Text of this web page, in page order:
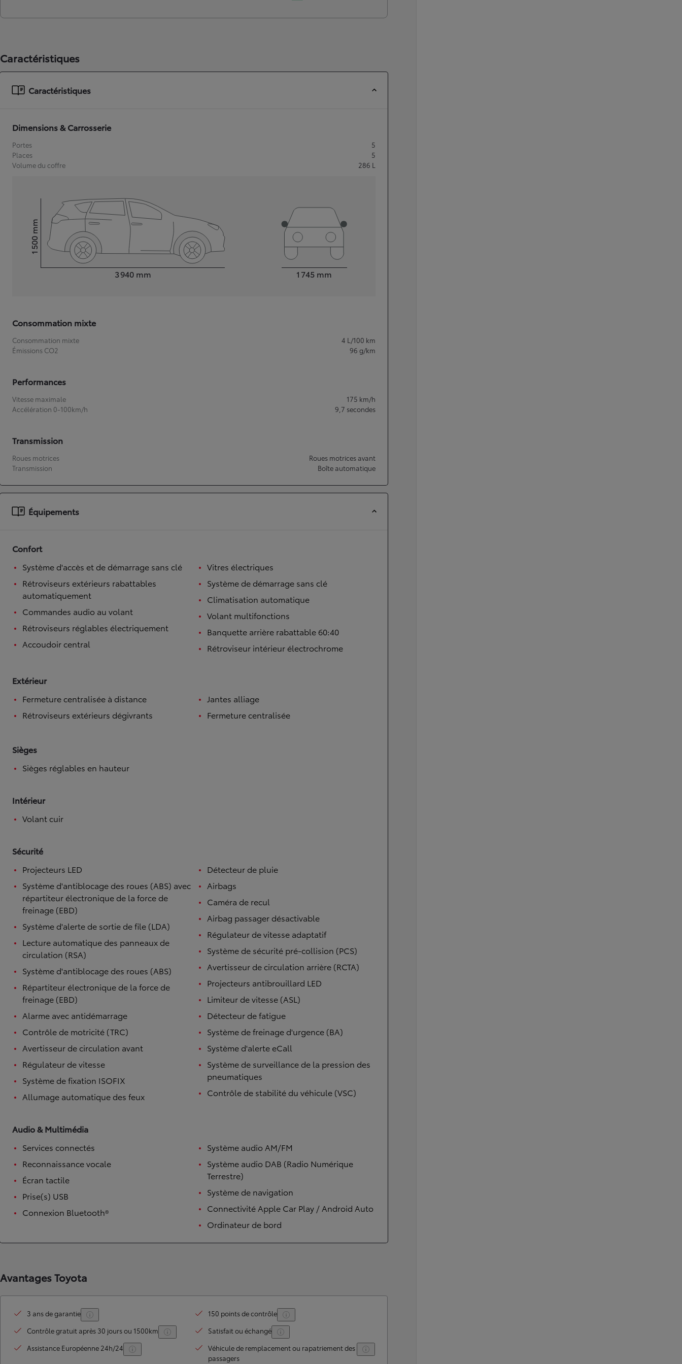
À partir de 19 700 €
Nouvelle Yaris Cross
HYBRIDE
Disponible rapidement
Caractéristiques
Caractéristiques
Dimensions & Carrosserie
Portes
5
Places
5
Volume du coffre
286 L
3 940 mm
Hauteur1 500
mm
1 745 mm
Consommation mixte
Consommation mixte 4 L/100 km
Émissions CO2
96 g/km
Performances
Vitesse maximale 175 km/h
Accélération 0-100km/h
9,7 secondes
Transmission
Roues motrices
Roues motrices avant
Transmission
Boîte automatique
Équipements
Confort
Système d'accès et de démarrage sans clé
Rétroviseurs extérieurs rabattables
automatiquement
Commandes audio au volant
Rétroviseurs réglables électriquement
Accoudoir central
Vitres électriques
Système de démarrage sans clé
Climatisation automatique
Volant multifonctions
Banquette arrière rabattable 60:40
Rétroviseur intérieur électrochrome
Extérieur
Fermeture centralisée à distance
Rétroviseurs extérieurs dégivrants
Jantes alliage
Fermeture centralisée
Sièges
Sièges réglables en hauteur
Intérieur
Volant cuir
Sécurité
Projecteurs LED
Système d'antiblocage des roues (ABS) avec
répartiteur électronique de la force de
freinage (EBD)
Système d'alerte de sortie de file (LDA)
Lecture automatique des panneaux de
circulation (RSA)
Système d'antiblocage des roues (ABS)
Répartiteur électronique de la force de
freinage (EBD)
Alarme avec antidémarrage
Contrôle de motricité (TRC)
Avertisseur de circulation avant
Régulateur de vitesse
Système de fixation ISOFIX
Allumage automatique des feux
Détecteur de pluie
Airbags
Caméra de recul
Airbag passager désactivable
Régulateur de vitesse adaptatif
Système de sécurité pré-collision (PCS)
Avertisseur de circulation arrière (RCTA)
Projecteurs antibrouillard LED
Limiteur de vitesse (ASL)
Détecteur de fatigue
Système de freinage d'urgence (BA)
Système d'alerte eCall
Système de surveillance de la pression des
pneumatiques
Contrôle de stabilité du véhicule (VSC)
Audio & Multimédia
Services connectés
Reconnaissance vocale
Écran tactile
Prise(s) USB
Connexion Bluetooth®
Système audio AM/FM
Système audio DAB (Radio Numérique
Terrestre)
Système de navigation
Connectivité Apple Car Play / Android Auto
Ordinateur de bord
Avantages Toyota
3 ans de garantie
150 points de contrôle
Contrôle gratuit après 30 jours ou 1500km
Satisfait ou échangé
Assistance Européenne 24h/24
Véhicule de remplacement ou rapatriement des
passagers